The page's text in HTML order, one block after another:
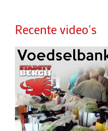
Recente video's